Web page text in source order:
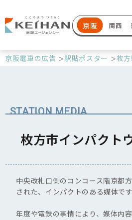
京阪 関西
京阪電車の広告 駅貼ポスター 枚
枚方市インパクト
中央改札口側のコンコース階京都
された、インパクトのある媒体です
年度や電鉄の事情により、媒体内